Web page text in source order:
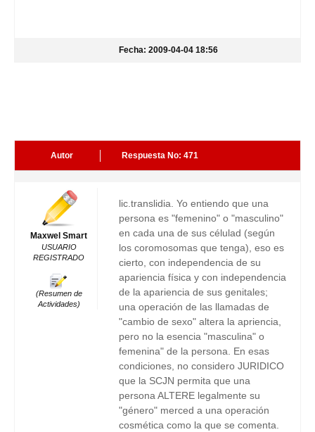
Fecha: 2009-04-04 18:56
Autor Respuesta No: 471
Maxwel Smart
USUARIO
REGISTRADO
(Resumen de
Actividades)
lic.translidia. Yo entiendo que una
persona es "femenino" o "masculino"
en cada una de sus célulad (según
los coromosomas que tenga), eso es
cierto, con independencia de su
apariencia física y con independencia
de la apariencia de sus genitales;
una operación de las llamadas de
"cambio de sexo" altera la apriencia,
pero no la esencia "masculina" o
femenina" de la persona. En esas
condiciones, no considero JURIDICO
que la SCJN permita que una
persona ALTERE legalmente su
"género" merced a una operación
cosmética como la que se comenta.